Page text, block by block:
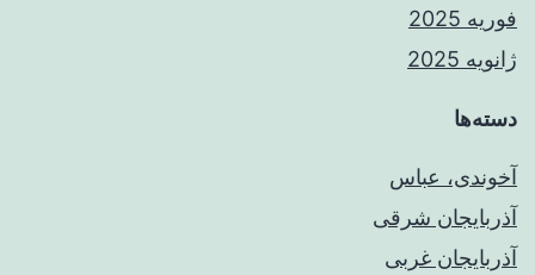
فوریه 2025
ژانویه 2025
دسته‌ها
آخوندی، عباس
آذربایجان شرقی
آذربایجان غربی